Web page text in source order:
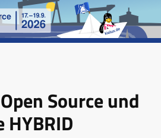
Source und
HYBRID